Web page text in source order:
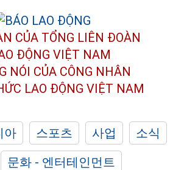
CỦA TỔNG LIÊN ĐOÀN
ĐỘNG VIỆT NAM
NÓI CỦA CÔNG NHÂN
LAO ĐỘNG VIỆT NAM
아 스포츠 사업
소식
문화 - 엔터테인먼트